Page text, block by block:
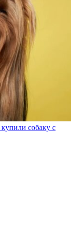
собаку с